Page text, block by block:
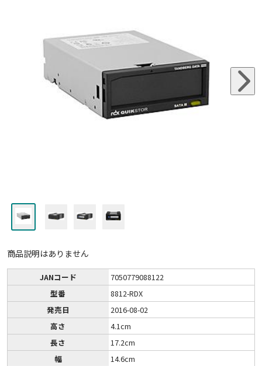
商品説明はありません
JANコード
7050779088122
型番
8812-RDX
発売日
2016-08-02
高さ
4.1cm
長さ
17.2cm
幅
14.6cm